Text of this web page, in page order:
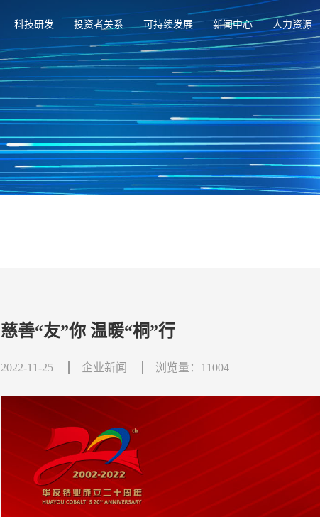
科技研发 投资者关系 可持续发展 新闻中心 人力资源
慈善“友”你 温暖“桐”行
2022-11-25 企业新闻 浏览量：11004